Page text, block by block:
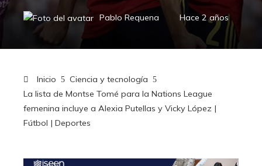
Pablo Requena Hace 2 años
Inicio
Ciencia y tecnología
La lista de Montse Tomé para la Nations League
femenina incluye a Alexia Putellas y Vicky López |
Fútbol | Deportes